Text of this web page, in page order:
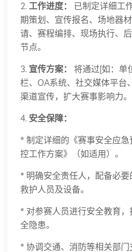
2. 工作进度：
已制定详细工
期策划、宣传报名、场地器
请、赛程编排、现场执行、
节点。
3. 宣传方案：
将通过[如：单
栏、OA系统、社交媒体平台
渠道宣传，扩大赛事影响力。
4. 安全保障：
* 制定详细的《赛事安全应
控工作方案》（如适用）。
* 明确安全责任人，配备必
救护人员及设备。
* 对参赛人员进行安全教育
全隐患。
* 协调交通、消防等相关部